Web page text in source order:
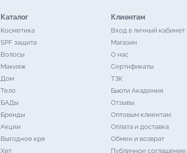
Каталог
Косметика
SPF защита
Волосы
Макияж
Дом
Тело
БАДы
Бренды
Акции
Выгодное кря
Хит
Клиентам
Вход в личный кабинет
Магазин
О нас
Сертификаты
ТЗК
Бьюти Академия
Отзывы
Оптовым клиентам
Оплата и доставка
Обмен и возврат
Публичное соглашение